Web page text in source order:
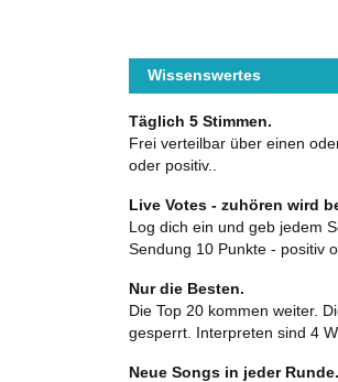
Wissenswertes
Täglich 5 Stimmen.
Frei verteilbar über einen
oder positiv..
Live Votes - zuhören wird
Log dich ein und geb jedem
Sendung 10 Punkte - positiv
Nur die Besten.
Die Top 20 kommen weiter.
gesperrt. Interpreten sind 4
Neue Songs in jeder Runde.